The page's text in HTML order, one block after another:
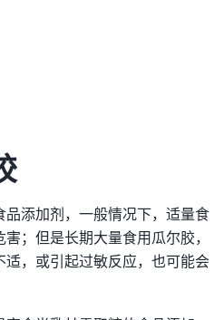
添加剂，一般情况下，适量食
；但是长期大量食用瓜尔胶，
，或引起过敏反应，也可能会